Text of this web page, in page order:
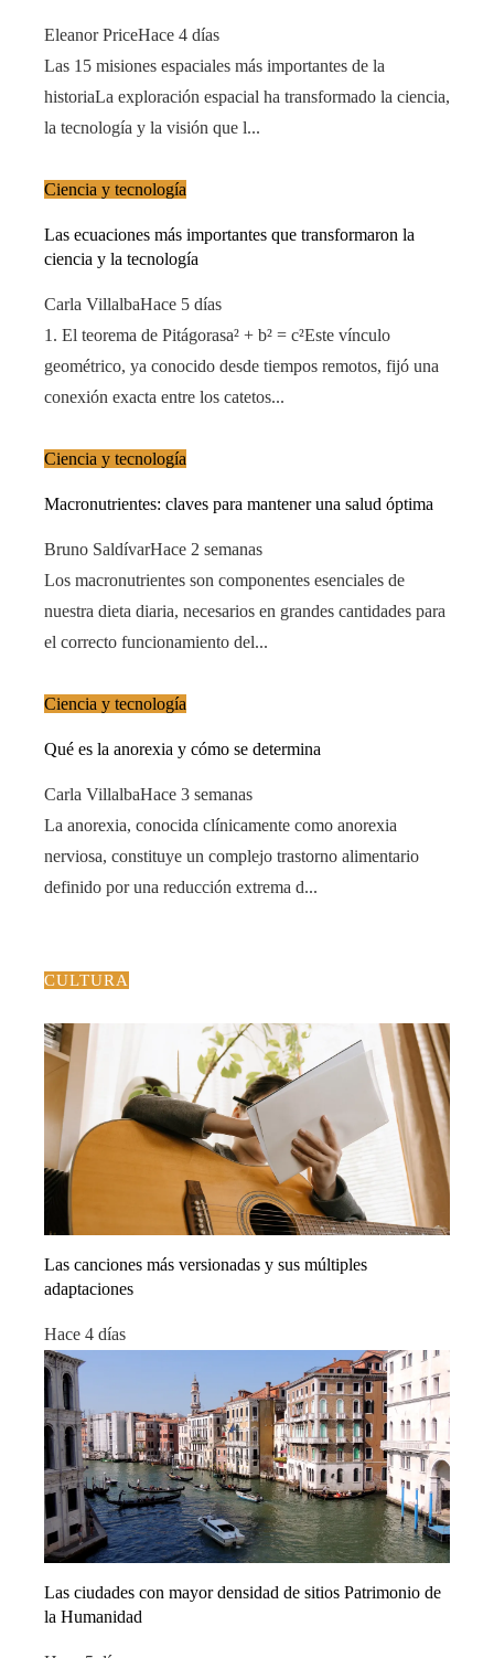
Eleanor PriceHace 4 días
Las 15 misiones espaciales más importantes de la
historiaLa exploración espacial ha transformado la ciencia,
la tecnología y la visión que l...
Ciencia y tecnología
Las ecuaciones más importantes que transformaron la
ciencia y la tecnología
Carla VillalbaHace 5 días
1. El teorema de Pitágorasa² + b² = c²Este vínculo
geométrico, ya conocido desde tiempos remotos, fijó una
conexión exacta entre los catetos...
Ciencia y tecnología
Macronutrientes: claves para mantener una salud óptima
Bruno SaldívarHace 2 semanas
Los macronutrientes son componentes esenciales de
nuestra dieta diaria, necesarios en grandes cantidades para
el correcto funcionamiento del...
Ciencia y tecnología
Qué es la anorexia y cómo se determina
Carla VillalbaHace 3 semanas
La anorexia, conocida clínicamente como anorexia
nerviosa, constituye un complejo trastorno alimentario
definido por una reducción extrema d...
CULTURA
Las canciones más versionadas y sus múltiples
adaptaciones
Hace 4 días
Las ciudades con mayor densidad de sitios Patrimonio de
la Humanidad